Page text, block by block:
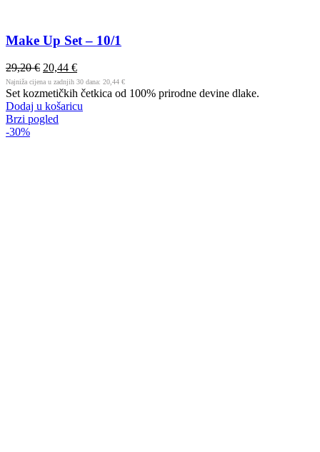
Make Up Set – 10/1
29,20€ 20,44 €
Najniža cijena u zadnjih 30 dana: 20,44 €
Set kozmetičkih četkica od 100% prirodne devine dlake.
Dodaj u košaricu
Brzi pogled
-30%